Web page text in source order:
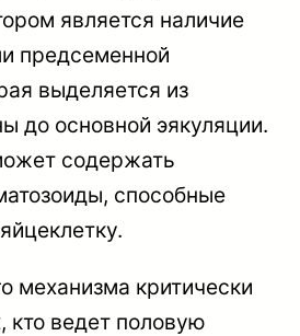
является наличие
предсеменной
выделяется из
до основной эякуляции.
содержать
способные
механизма критически
кто ведет половую